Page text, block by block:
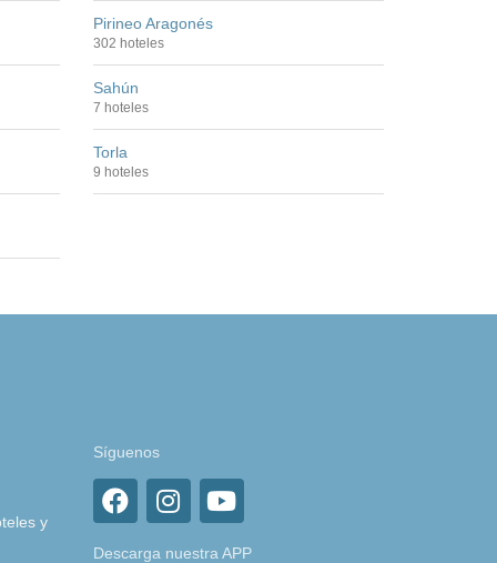
Pirineo Aragonés
302 hoteles
Sahún
7 hoteles
Torla
9 hoteles
y
Síguenos
Descarga nuestra APP